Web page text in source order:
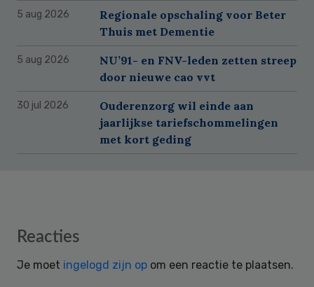
5 aug 2026
Regionale opschaling voor Beter
Thuis met Dementie
5 aug 2026
NU’91- en FNV-leden zetten streep
door nieuwe cao vvt
30 jul 2026
Ouderenzorg wil einde aan
jaarlijkse tariefschommelingen
met kort geding
Reader
Reacties
Je moet ingelogd zijn op om een reactie te plaatsen.